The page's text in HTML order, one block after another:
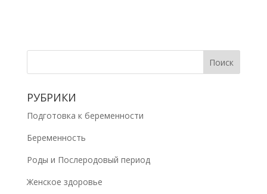
РУБРИКИ
Подготовка к беременности
Беременность
Роды и Послеродовый период
Женское здоровье